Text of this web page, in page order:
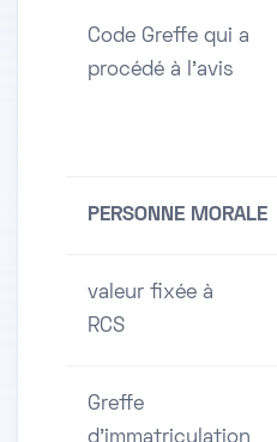
Code Greffe qui a
procédé à l'avis
PERSONNE MORALE
valeur fixée à
RCS
Greffe